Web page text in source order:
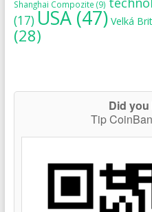
Shanghai Compozite (9)
(17)USA(47) Velká
(28)
Did
Tip